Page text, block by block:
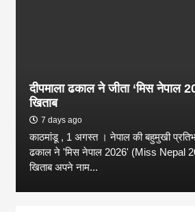
दीपमाला ढकाल ने जीता ‘मिस नेपाल
खिताब
7 days ago
काठमांडू , 1 अगस्त । नेपाल की बहुमुखी
ढकाल ने 'मिस नेपाल 2026' (Miss Nepal
खिताब अपने नाम...